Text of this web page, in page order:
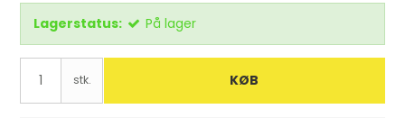
Lagerstatus: På lager
stk. KØB